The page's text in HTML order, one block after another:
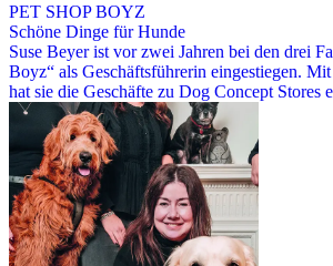
PET SHOP BOYZ
Schöne Dinge für Hunde
Suse Beyer ist vor zwei Jahren bei den drei
Boyz“ als Geschäftsführerin eingestiegen.
hat sie die Geschäfte zu Dog Concept Stores